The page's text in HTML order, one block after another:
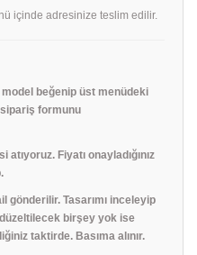
içinde adresinize teslim edilir.
beğenip üst menüdeki
sipariş formunu
Fiyatı onayladığınız
gönderilir. Tasarımı inceleyip
birşey yok ise
taktirde. Basıma alınır.